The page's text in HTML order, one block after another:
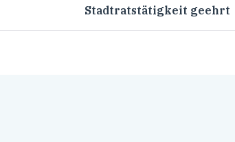
Stadtratstätigkeit geehrt